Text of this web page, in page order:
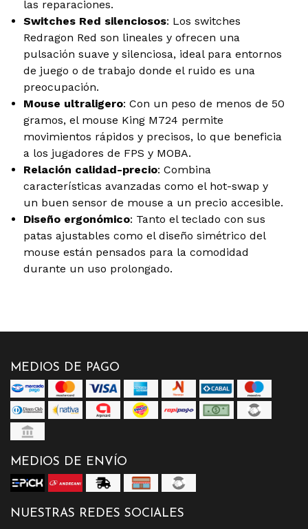
las reparaciones.
Switches Red silenciosos: Los switches
Redragon Red son lineales y ofrecen una
pulsación suave y silenciosa, ideal para entornos
de juego o de trabajo donde el ruido es una
preocupación.
Mouse ultraligero: Con un peso de menos de 50
gramos, el mouse King M724 permite
movimientos rápidos y precisos, lo que beneficia
a los jugadores de FPS y MOBA.
Relación calidad-precio: Combina
características avanzadas como el hot-swap y
un buen sensor de mouse a un precio accesible.
Diseño ergonómico: Tanto el teclado con sus
patas ajustables como el diseño simétrico del
mouse están pensados para la comodidad
durante un uso prolongado.
MEDIOS DE PAGO
MEDIOS DE ENVÍO
NUESTRAS REDES SOCIALES